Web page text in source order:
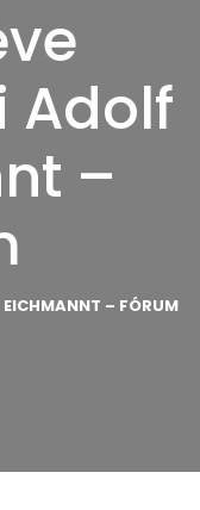
Adolf
–
EICHMANNT – FÓRUM